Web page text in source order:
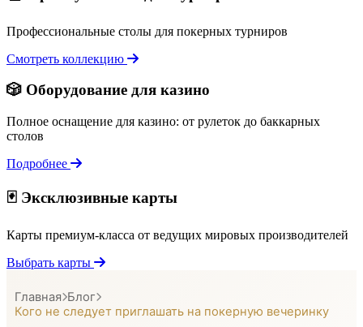
Профессиональные столы для покерных турниров
Смотреть коллекцию
🎲 Оборудование для казино
Полное оснащение для казино: от рулеток до баккарных
столов
Подробнее
🃏 Эксклюзивные карты
Карты премиум-класса от ведущих мировых производителей
Выбрать карты
Главная Блог
Кого не следует приглашать на покерную вечеринку